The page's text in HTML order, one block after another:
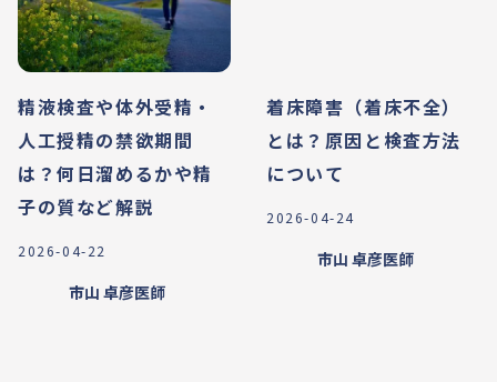
精液検査や体外受精・
人工授精の禁欲期間
は？何日溜めるかや精
子の質など解説
2026-04-22
市山 卓彦医師
着床障害（着床不全）
とは？原因と検査方法
について
2026-04-24
市山 卓彦医師